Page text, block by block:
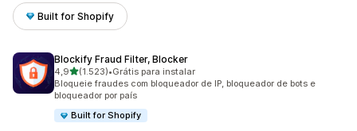
Built for Shopify
Blockify Fraud Filter, Blocker
4,9de 5 estrelas
(1.523)
1523 avaliações ao todo
•Grátis para instalar
Bloqueie fraudes com bloqueador de IP, bloqueador de bots e
bloqueador por país
Built for Shopify